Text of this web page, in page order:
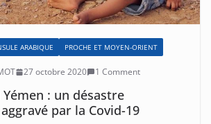
ARABIQUE PROCHE ET MOYEN-ORIENT
27 octobre 2020 1 Comment
: un désastre
par la Covid-19